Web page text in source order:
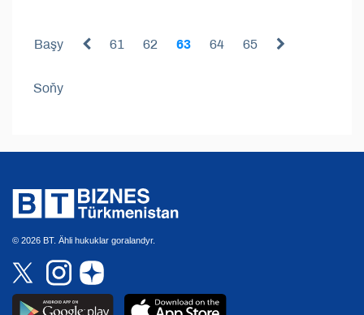
Başy 61 62 63 64 65
Soňy
© 2026 BT. Ähli hukuklar goralandyr.